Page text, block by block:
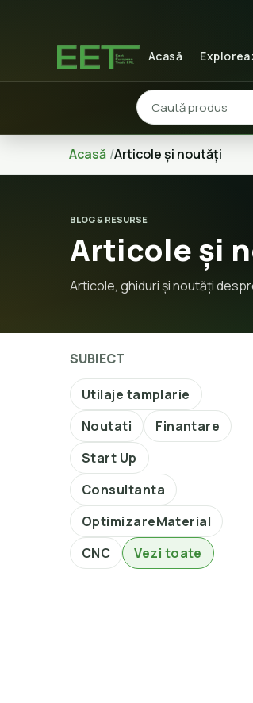
Acasă
Acasă Articole și noutăți
BLOG & RESURSE
Articole și
Articole, ghiduri și noutăți
SUBIECT
Utilaje tamplarie
Noutati
Finantare
Start Up
Consultanta
OptimizareMaterial
CNC
Vezi toate